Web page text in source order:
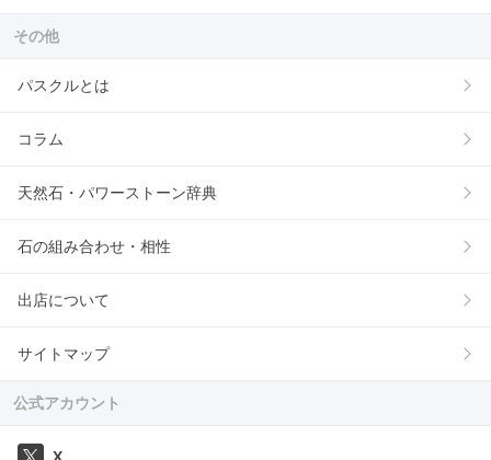
その他
パスクルとは
コラム
天然石・パワーストーン辞典
石の組み合わせ・相性
出店について
サイトマップ
公式アカウント